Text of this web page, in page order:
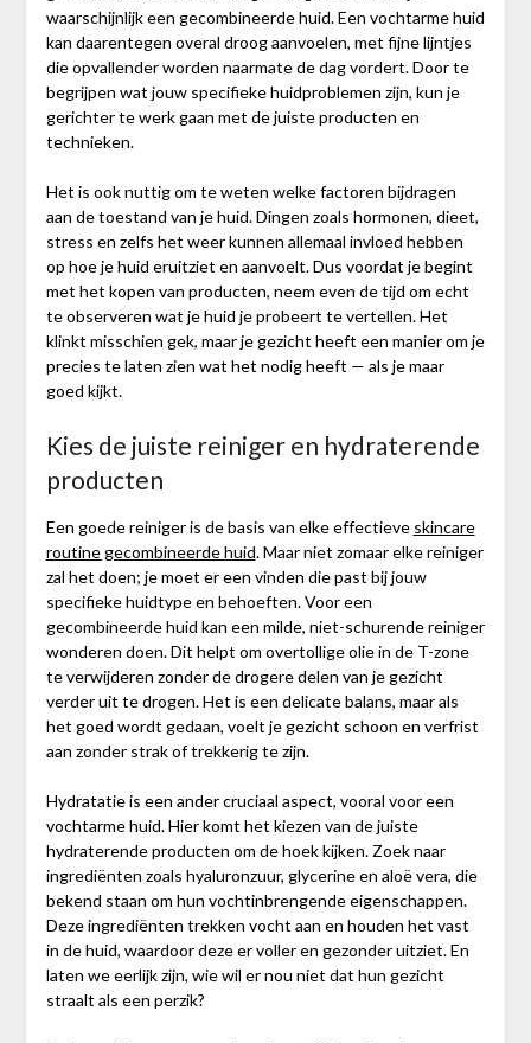
waarschijnlijk een gecombineerde huid. Een vochtarme huid
kan daarentegen overal droog aanvoelen, met fijne lijntjes
die opvallender worden naarmate de dag vordert. Door te
begrijpen wat jouw specifieke huidproblemen zijn, kun je
gerichter te werk gaan met de juiste producten en
technieken.
Het is ook nuttig om te weten welke factoren bijdragen
aan de toestand van je huid. Dingen zoals hormonen, dieet,
stress en zelfs het weer kunnen allemaal invloed hebben
op hoe je huid eruitziet en aanvoelt. Dus voordat je begint
met het kopen van producten, neem even de tijd om echt
te observeren wat je huid je probeert te vertellen. Het
klinkt misschien gek, maar je gezicht heeft een manier om je
precies te laten zien wat het nodig heeft — als je maar
goed kijkt.
Kies de juiste reiniger en hydraterende
producten
Een goede reiniger is de basis van elke effectieve skincare
routine gecombineerde huid. Maar niet zomaar elke reiniger
zal het doen; je moet er een vinden die past bij jouw
specifieke huidtype en behoeften. Voor een
gecombineerde huid kan een milde, niet-schurende reiniger
wonderen doen. Dit helpt om overtollige olie in de T-zone
te verwijderen zonder de drogere delen van je gezicht
verder uit te drogen. Het is een delicate balans, maar als
het goed wordt gedaan, voelt je gezicht schoon en verfrist
aan zonder strak of trekkerig te zijn.
Hydratatie is een ander cruciaal aspect, vooral voor een
vochtarme huid. Hier komt het kiezen van de juiste
hydraterende producten om de hoek kijken. Zoek naar
ingrediënten zoals hyaluronzuur, glycerine en aloë vera, die
bekend staan om hun vochtinbrengende eigenschappen.
Deze ingrediënten trekken vocht aan en houden het vast
in de huid, waardoor deze er voller en gezonder uitziet. En
laten we eerlijk zijn, wie wil er nou niet dat hun gezicht
straalt als een perzik?